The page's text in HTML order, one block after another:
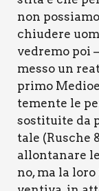
non
chiu­de­re
vedre­mo poi
mes­so un
pri­mo
te­men­te le
sosti­tui­te da
ta­le (Rusche
allon­ta­na­re
no, ma la